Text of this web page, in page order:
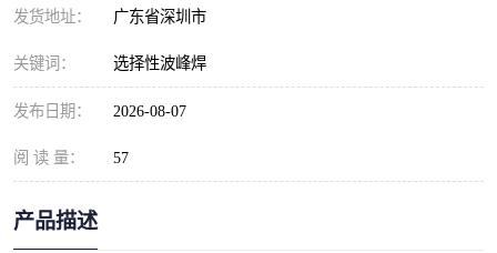
发货地址： 广东省深圳市
关键词： 选择性波峰焊
发布日期： 2026-08-07
阅 读 量： 57
产品描述